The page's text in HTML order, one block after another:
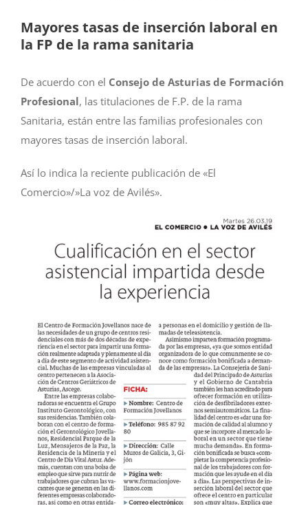
Mayores tasas de inserción laboral en
la FP de la rama sanitaria
De acuerdo con el Consejo de Asturias de Formación
Profesional, las titulaciones de F.P. de la rama
Sanitaria, están entre las familias profesionales con
mayores tasas de inserción laboral.
Así lo indica la reciente publicación de «El
Comercio»/»La voz de Avilés».